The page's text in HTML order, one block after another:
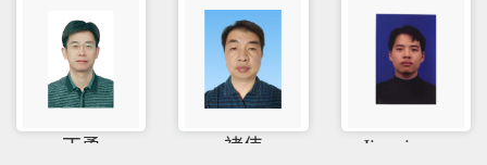
丁勇 褚伟 Jingxian ...